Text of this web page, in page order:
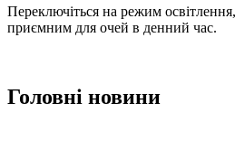
Переключіться на режим
приємним для очей в денний час.
Головні новини